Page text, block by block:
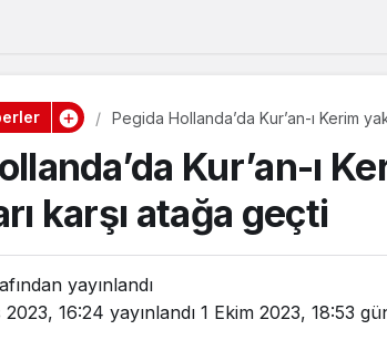
Pegida Hollanda’da Kur’an-ı Kerim
Kur’an-ı
karşı atağa geçti
yayınlandı
16:24 yayınlandı 1 Ekim 2023, 18:53